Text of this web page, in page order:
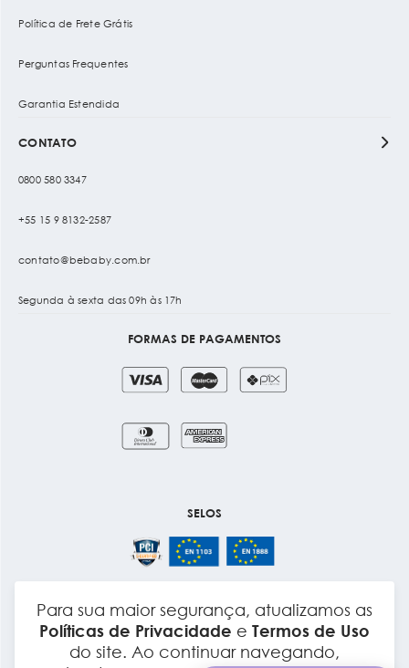
Para sua maior segurança, atualizamos as
Políticas de Privacidade e Termos de Uso
do site. Ao continuar navegando,
Política de Frete Grátis
Perguntas Frequentes
Garantia Estendida
CONTATO
0800 580 3347
+55 15 9 8132-2587
contato@bebaby.com.br
Segunda à sexta das 09h às 17h
FORMAS DE PAGAMENTOS
SELOS
Layout e Desenvolvimento